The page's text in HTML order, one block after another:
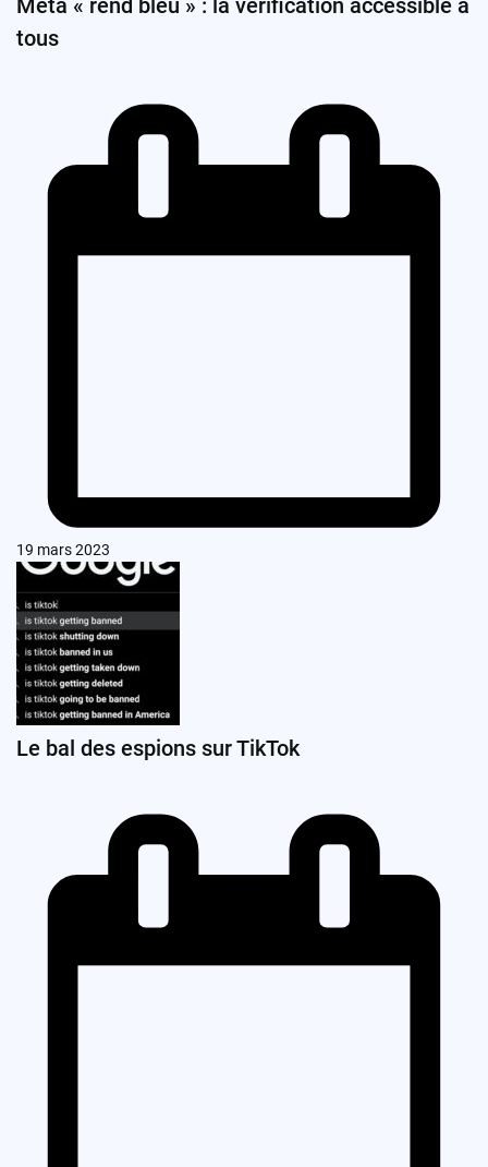
Meta « rend bleu » : la vérification accessible à
tous
19 mars 2023
Le bal des espions sur TikTok